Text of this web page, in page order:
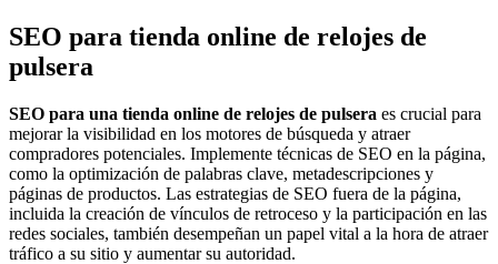
SEO para tienda online de relojes de
pulsera
SEO para una tienda online de relojes de pulsera es crucial para
mejorar la visibilidad en los motores de búsqueda y atraer
compradores potenciales. Implemente técnicas de SEO en la página,
como la optimización de palabras clave, metadescripciones y
páginas de productos. Las estrategias de SEO fuera de la página,
incluida la creación de vínculos de retroceso y la participación en las
redes sociales, también desempeñan un papel vital a la hora de atraer
tráfico a su sitio y aumentar su autoridad.